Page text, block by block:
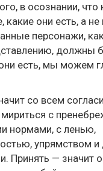
в осознании,
какие они есть, а
персонажи,
должны
есть, мы можем
со всем
с
нормами, с ленью,
упрямством и
Принять — значит